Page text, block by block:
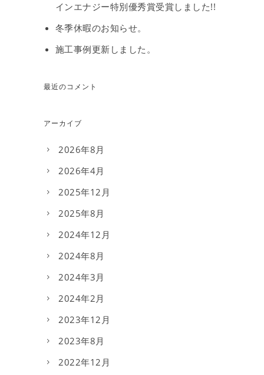
インエナジー特別優秀賞受賞しました!!
冬季休暇のお知らせ。
施工事例更新しました。
最近のコメント
アーカイブ
2026年8月
2026年4月
2025年12月
2025年8月
2024年12月
2024年8月
2024年3月
2024年2月
2023年12月
2023年8月
2022年12月